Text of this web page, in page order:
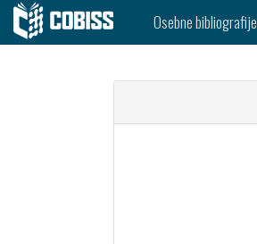
Osebne bibliografije